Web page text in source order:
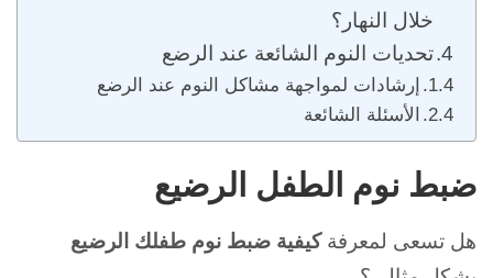
خلال النهار؟
تحديات النوم الشائعة عند الرضع
إرشادات لمواجهة مشاكل النوم عند الرضع
الأسئلة الشائعة
ضبط نوم الطفل الرضيع
هل تسعى لمعرفةكيفية ضبط نوم طفلك الرضيع